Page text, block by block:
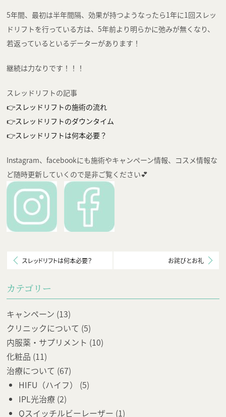
5年間、最初は半年間隔、効果が持つようなったら1年に1回スレッ
ドリフトを行っている方は、5年前より明らかに弛みが無くなり、
若返っているといるデーターがあります！
継続は力なりです！！！
スレッドリフトの記事
👉スレッドリフトの施術の流れ
👉スレッドリフトのダウンタイム
👉スレッドリフトは何本必要？
Instagram、facebookにも施術やキャンペーン情報、コスメ情報な
ど随時更新していくので是非ご覧ください💕
スレッドリフトは何本必要？ お詫びとお礼
カテゴリー
キャンペーン (13)
クリニックについて (5)
内服薬・サプリメント (10)
化粧品 (11)
治療について (67)
HIFU（ハイフ）
(5)
IPL光治療 (2)
Qスイッチルビーレーザー (1)